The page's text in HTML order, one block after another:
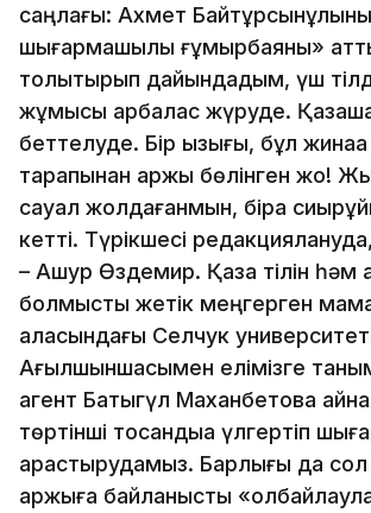
саңлағы: Ахмет
шығармашылық ғұмырбаяны»
толықтырып дайындадым, үш
жұмысы қарбалас жүруде.
беттелуде. Бір қызығы, бұл
тарапынан қаржы бөлінген жоқ!
сауал жолдағанмын, бірақ
кетті. Түрікшесі
– Ашур Өздемир. Қазақ тілін һәм
болмысты жетік меңгерген
қaлaсындaғы Селчук
Ағылшыншасымен елімізге
агент Бақтыгүл Маханбетова
төртінші тоқсандыққа үлгертіп
қарастырудамыз. Барлығы да
қаржыға байланысты